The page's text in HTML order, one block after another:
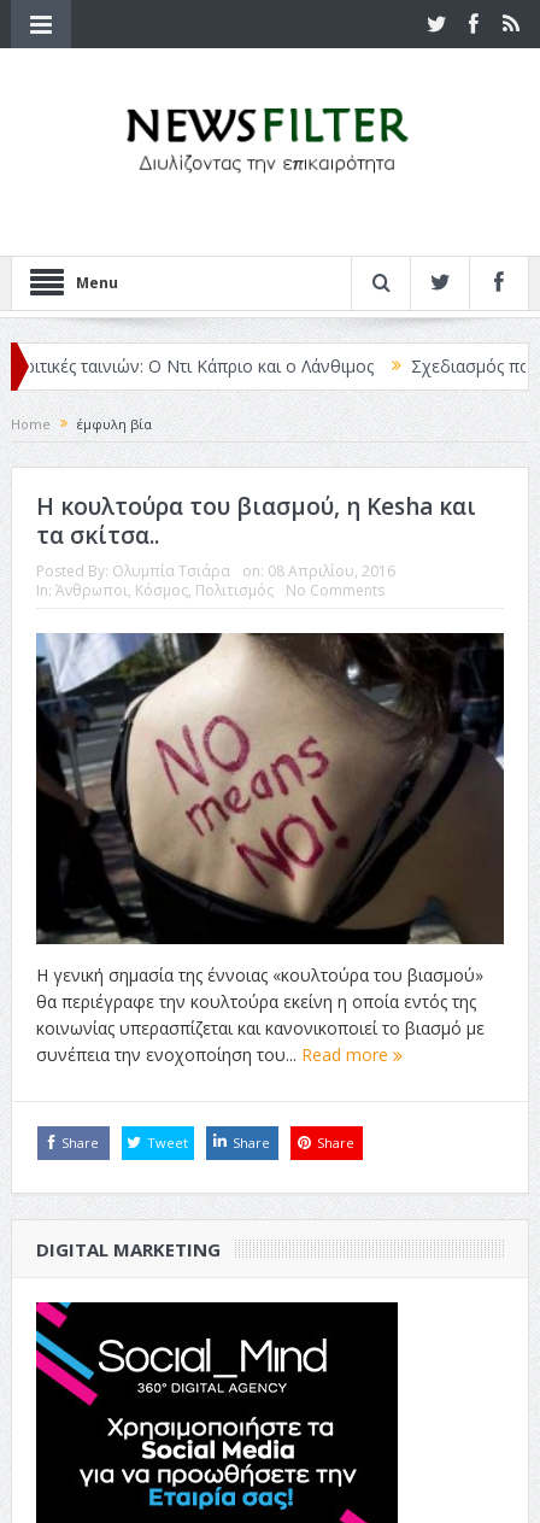
Menu
ταινιών: Ο Ντι Κάπριο και ο Λάνθιμος Σχεδιασμός που
Home έμφυλη βία
Η κουλτούρα του βιασμού, η Kesha και
τα σκίτσα..
Posted By: Ολυμπία Τσιάρα on: 08 Απριλίου, 2016
In: Άνθρωποι, Κόσμος, Πολιτισμός No Comments
Η γενική σημασία της έννοιας «κουλτούρα του βιασμού»
θα περιέγραφε την κουλτούρα εκείνη η οποία εντός της
κοινωνίας υπερασπίζεται και κανονικοποιεί το βιασμό με
συνέπεια την ενοχοποίηση του... Read more
Share Tweet Share Share
DIGITAL MARKETING